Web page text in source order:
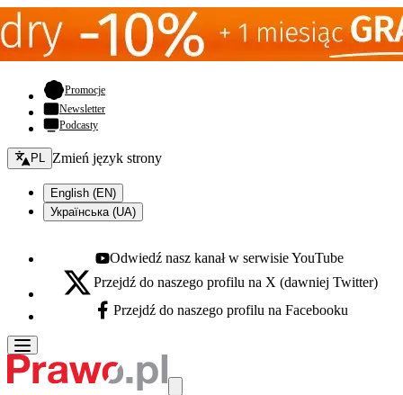
Promocje- otwiera się w nowej karcie
Newsletter
Podcasty
Zmień język - bieżący:
PL Zmień język strony
English (EN)
Українська (UA)
Youtube - otwiera się w nowej karcie
Odwiedź nasz kanał w serwisie YouTube
X - otwiera się w nowej karcie
Przejdź do naszego profilu na X (dawniej Twitter)
Facebook - otwiera się w nowej karcie
Przejdź do naszego profilu na Facebooku